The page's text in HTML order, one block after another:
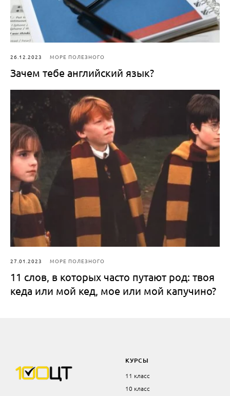
26.12.2023 МОРЕ ПОЛЕЗНОГО
Зачем тебе английский язык?
27.01.2023 МОРЕ ПОЛЕЗНОГО
11 слов, в которых часто путают род: твоя
кеда или мой кед, мое или мой капучино?
КУРСЫ
11 класс
10 класс